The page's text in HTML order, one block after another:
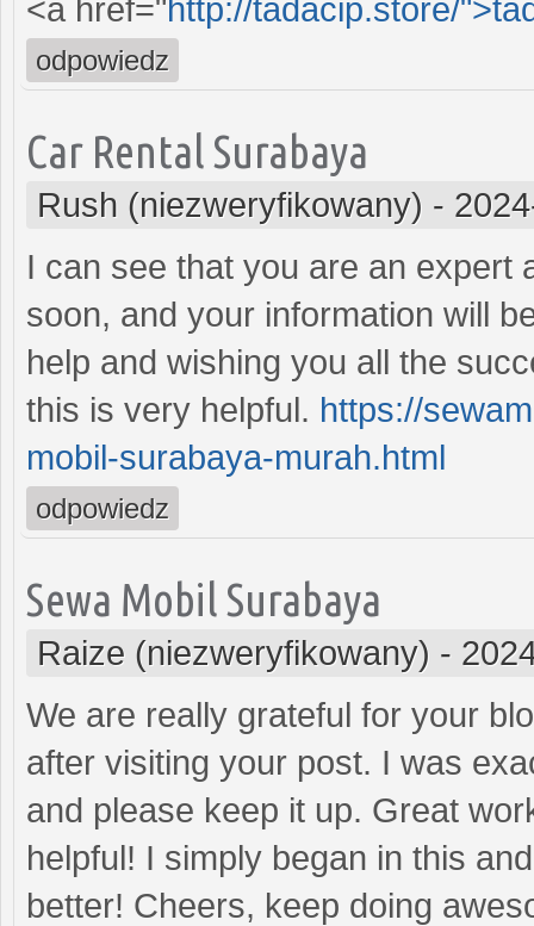
<a href="http://tadacip.store/
odpowiedz
Car Rental Surabaya
Rush (niezweryfikowany) -
I can see that you are an expert
soon, and your information will
help and wishing you all the
this is very helpful. https://
mobil-surabaya-murah.html
odpowiedz
Sewa Mobil Surabaya
Raize (niezweryfikowany) -
We are really grateful for your
after visiting your post. I was
and please keep it up. Great
helpful! I simply began in this
better! Cheers, keep doing